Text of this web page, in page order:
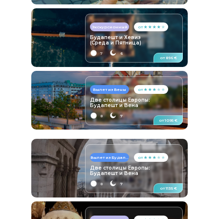
Две столицы Европы:
Будапешт и Вена
Вылет из Вены от ★ ★ ★ ★ ★
от 1095 €
8 7
Будапешт и Хевиз
(Среда и Пятница)
Экскурсионный от ★ ★ ★ ★ ★
от 896 €
7 6
Две столицы Европы:
Будапешт и Вена
Вылет из Будап... от ★ ★ ★★ ★
от 1135 €
8 7